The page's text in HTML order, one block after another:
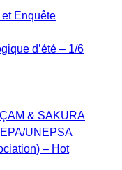
Enquête
d’été – 1/6
& SAKURA
UNEPSA
– Hot